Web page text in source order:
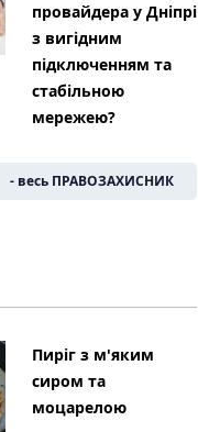
провайдера у Дніпрі
з вигідним
підключенням та
стабільною
мережею?
- весь ПРАВОЗАХИСНИК
Пиріг з м'яким
сиром та
моцарелою